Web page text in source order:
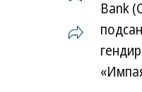
Bank